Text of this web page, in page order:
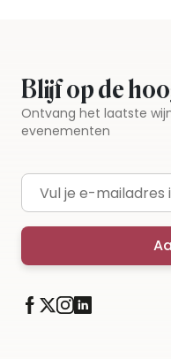
Blijf op de
Ontvang het laatste
evenementen
E-mailadres